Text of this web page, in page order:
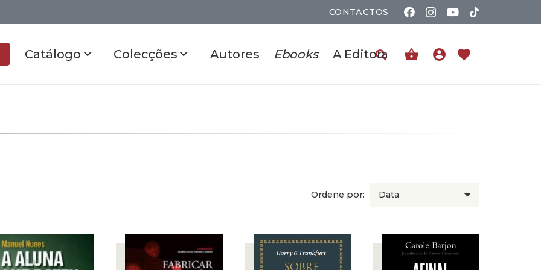
CONTACTOS
Catálogo Colecções Autores Ebooks A Editora shopping_basket account_circle favorite
Ordene por: